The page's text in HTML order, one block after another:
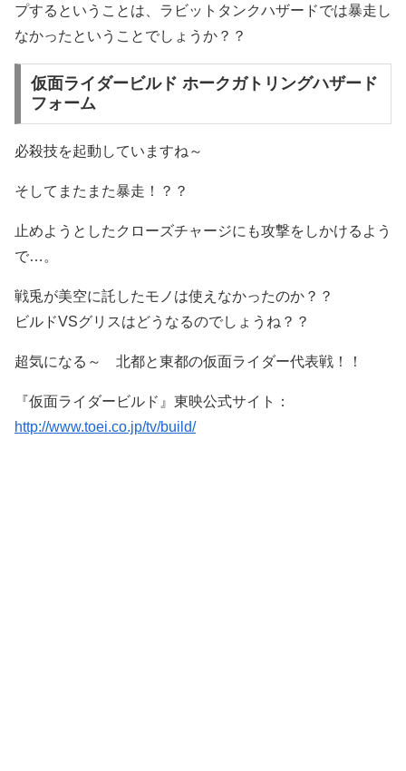
プするということは、ラビットタンクハザードでは暴走し
なかったということでしょうか？？
仮面ライダービルド ホークガトリングハザード
フォーム
必殺技を起動していますね～
そしてまたまた暴走！？？
止めようとしたクローズチャージにも攻撃をしかけるよう
で…。
戦兎が美空に託したモノは使えなかったのか？？
ビルドVSグリスはどうなるのでしょうね？？
超気になる～ 北都と東都の仮面ライダー代表戦！！
『仮面ライダービルド』東映公式サイト：
http://www.toei.co.jp/tv/build/